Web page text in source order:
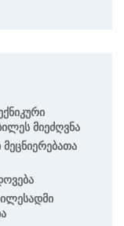
Მიეძღვნა